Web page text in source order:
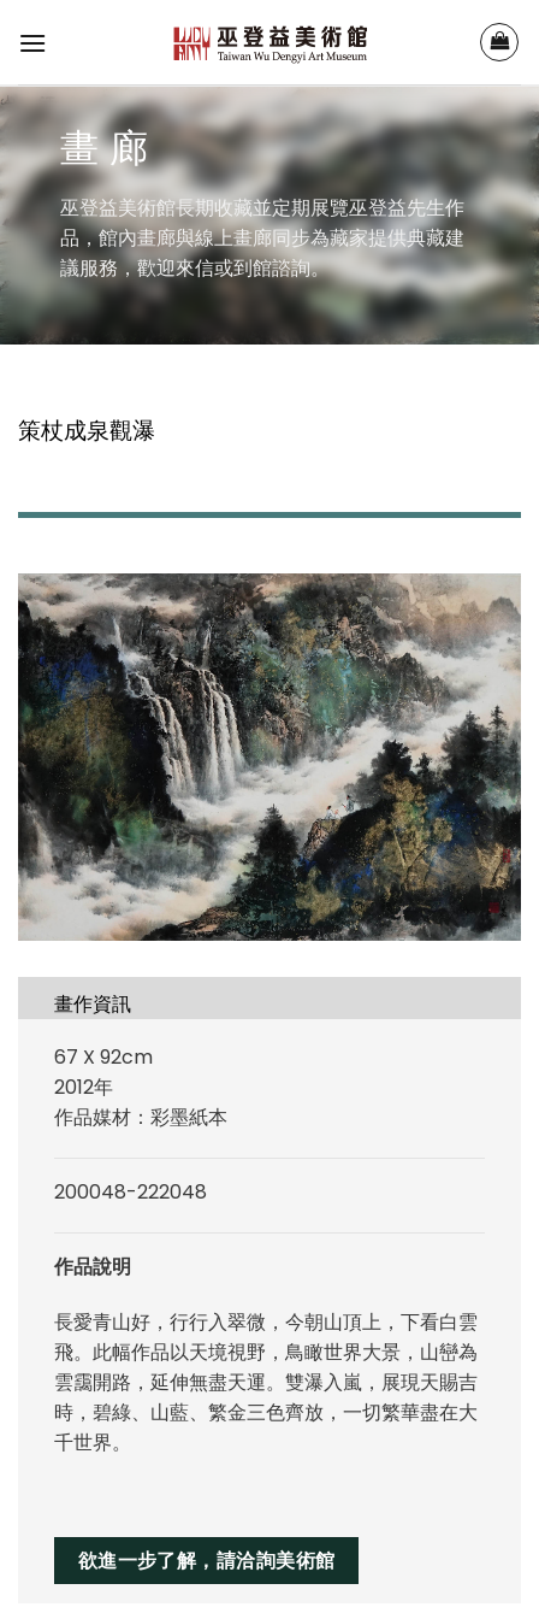
畫 廊
巫登益美術館長期收藏並定期展覽巫登益先生作
品，館內畫廊與線上畫廊同步為藏家提供典藏建
議服務，歡迎來信或到館諮詢。
策杖成泉觀瀑
畫作資訊
67 X 92cm
2012年
作品媒材：彩墨紙本
200048-222048
作品說明
長愛青山好，行行入翠微，今朝山頂上，下看白雲
飛。此幅作品以天境視野，鳥瞰世界大景，山巒為
雲靄開路，延伸無盡天運。雙瀑入嵐，展現天賜吉
時，碧綠、山藍、繁金三色齊放，一切繁華盡在大
千世界。
欲進一步了解，請洽詢美術館